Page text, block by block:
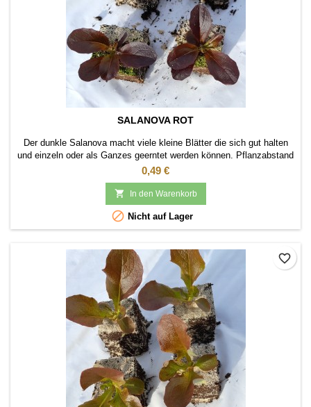
SALANOVA ROT
Der dunkle Salanova macht viele kleine Blätter die sich gut halten
und einzeln oder als Ganzes geerntet werden können. Pflanzabstand
ca 15-20 cm.
Preis
0,49 €
 In den Warenkorb
 Nicht auf Lager
favorite_border